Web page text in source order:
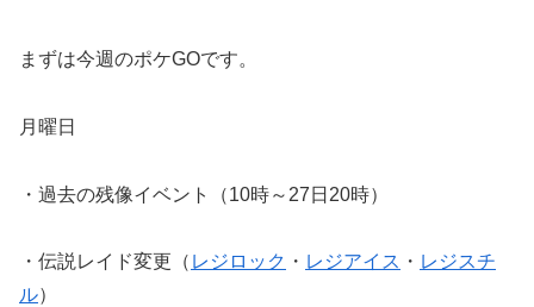
まずは今週のポケGOです。
月曜日
・過去の残像イベント（10時～27日20時）
・伝説レイド変更（ レジロック ・ レジアイス ・ レジスチ
ル）